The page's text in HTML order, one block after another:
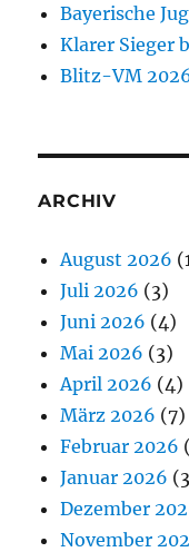
Bayerische
Klarer Sieger
Blitz-VM
ARCHIV
August 2026
Juli 2026 (3)
Juni 2026 (4)
Mai 2026 (3)
April 2026 (4)
März 2026 (7)
Februar 2026
Januar 2026
Dezember
November